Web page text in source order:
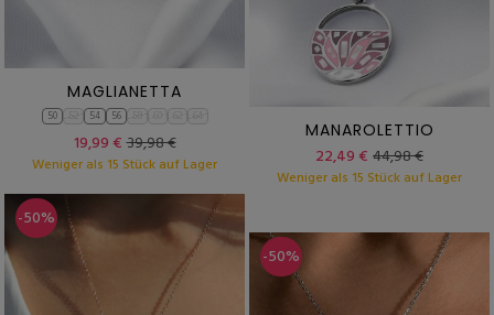
MAGLIANETTA
50 54 56
19,99 €39,98 €
Weniger als 15 Stück auf Lager
MANAROLETTIO
22,49 € 44,98 €
Weniger als 15 Stück auf Lager
-50%
-50%